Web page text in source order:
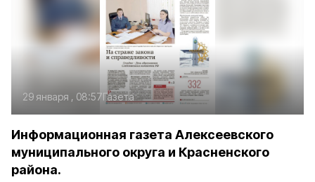
29 января , 08:57Газета
Информационная газета Алексеевского
муниципального округа и Красненского
района.